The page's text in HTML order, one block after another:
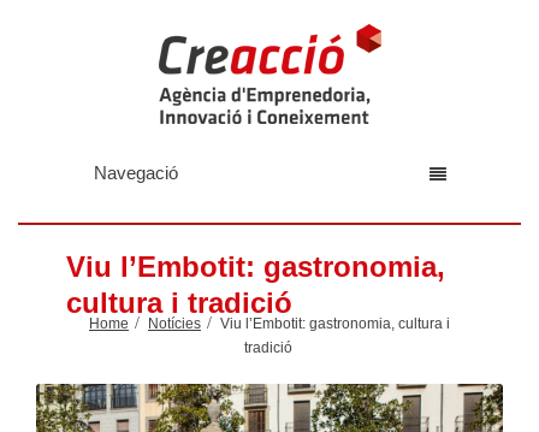
Navegació
Viu l’Embotit: gastronomia,
cultura i tradició
Home Notícies
Viu l’Embotit: gastronomia, cultura i
tradició